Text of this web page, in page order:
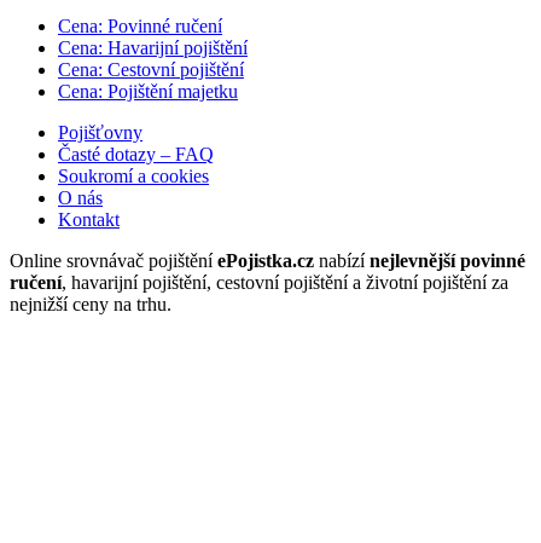
Cena: Povinné ručení
Cena: Havarijní pojištění
Cena: Cestovní pojištění
Cena: Pojištění majetku
Pojišťovny
Časté dotazy – FAQ
Soukromí a cookies
O nás
Kontakt
Online srovnávač pojištěníePojistka.cz nabízínejlevnější povinné
ručení, havarijní pojištění, cestovní pojištění a životní pojištění za
nejnižší ceny na trhu.